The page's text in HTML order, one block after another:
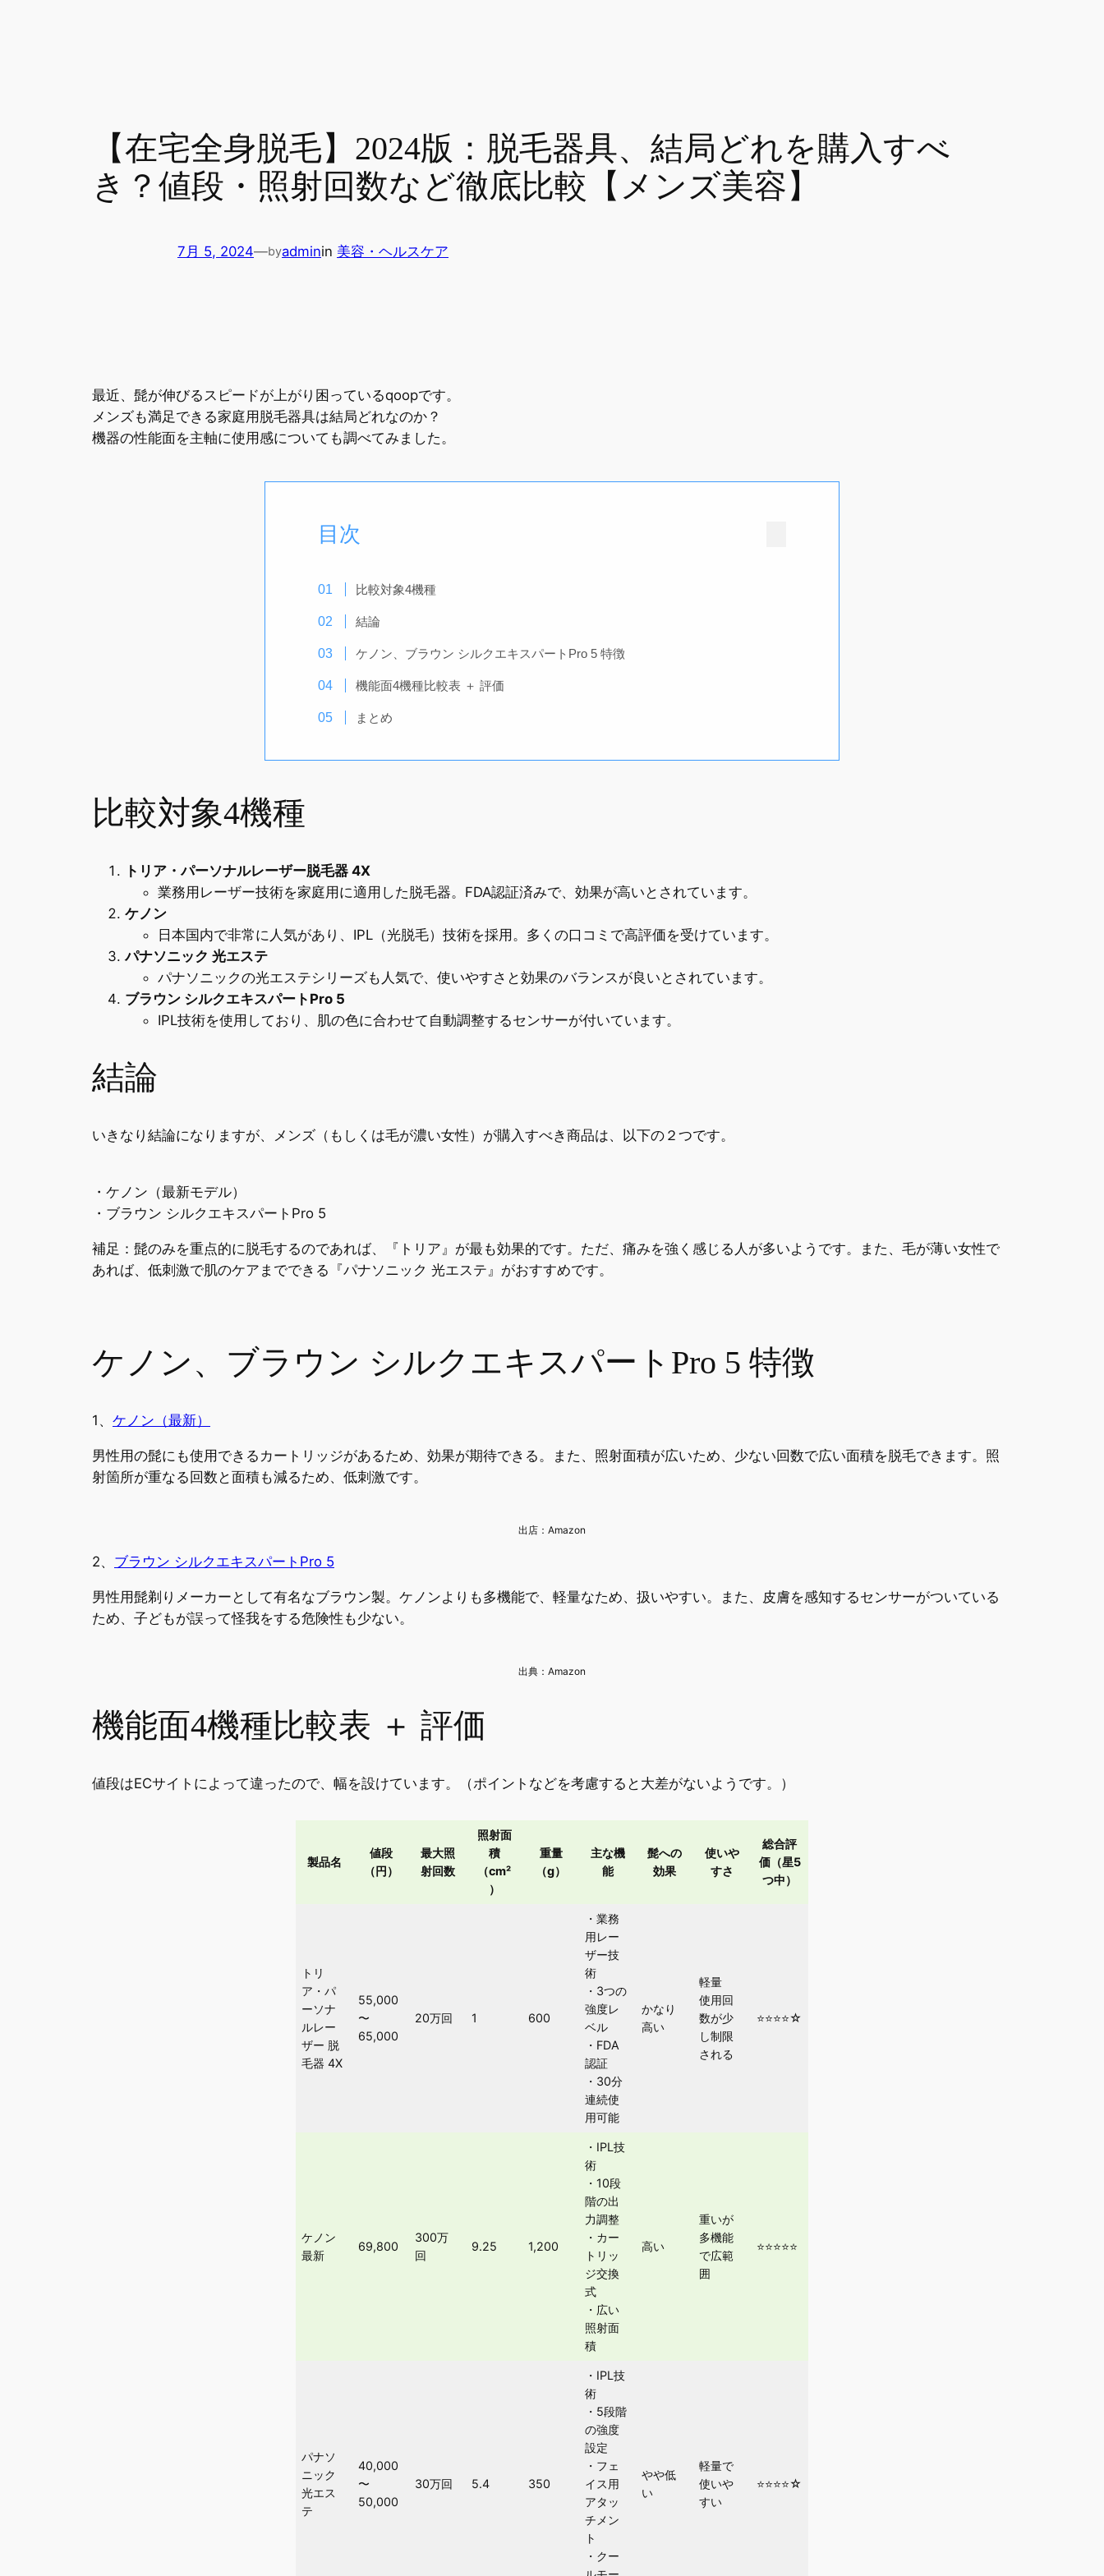
【在宅全身脱毛】2024版：脱毛器具、結局どれを購入すべ
き？値段・照射回数など徹底比較【メンズ美容】
7月 5, 2024—byadminin 美容・ヘルスケア
最近、髭が伸びるスピードが上がり困っているqoopです。
メンズも満足できる家庭用脱毛器具は結局どれなのか？
機器の性能面を主軸に使用感についても調べてみました。
目次
比較対象4機種
結論
ケノン、ブラウン シルクエキスパートPro 5 特徴
機能面4機種比較表 ＋ 評価
まとめ
比較対象4機種
トリア・パーソナルレーザー脱毛器 4X
業務用レーザー技術を家庭用に適用した脱毛器。FDA認証済みで、効果が高いとされています。
ケノン
日本国内で非常に人気があり、IPL（光脱毛）技術を採用。多くの口コミで高評価を受けています。
パナソニック 光エステ
パナソニックの光エステシリーズも人気で、使いやすさと効果のバランスが良いとされています。
ブラウン シルクエキスパートPro 5
IPL技術を使用しており、肌の色に合わせて自動調整するセンサーが付いています。
結論
いきなり結論になりますが、メンズ（もしくは毛が濃い女性）が購入すべき商品は、以下の２つです。
・ケノン（最新モデル）
・ブラウン シルクエキスパートPro 5
補足：髭のみを重点的に脱毛するのであれば、『トリア』が最も効果的です。ただ、痛みを強く感じる人が多いようです。また、毛が薄い女性で
あれば、低刺激で肌のケアまでできる『パナソニック 光エステ』がおすすめです。
ケノン、ブラウン シルクエキスパートPro 5 特徴
1、 ケノン（最新）
男性用の髭にも使用できるカートリッジがあるため、効果が期待できる。また、照射面積が広いため、少ない回数で広い面積を脱毛できます。照
射箇所が重なる回数と面積も減るため、低刺激です。
出店：Amazon
2、 ブラウン シルクエキスパートPro 5
男性用髭剃りメーカーとして有名なブラウン製。ケノンよりも多機能で、軽量なため、扱いやすい。また、皮膚を感知するセンサーがついている
ため、子どもが誤って怪我をする危険性も少ない。
出典：Amazon
機能面4機種比較表 ＋ 評価
値段はECサイトによって違ったので、幅を設けています。（ポイントなどを考慮すると大差がないようです。）
製品名
値段
（円）
最大照
射回数
照射面
積
（cm²
）
重量
（g）
主な機
能
髭への
効果
使いや
すさ
総合評
価（星5
つ中）
トリ
ア・パ
ーソナ
ルレー
ザー 脱
毛器 4X
55,000
〜
65,000
20万回 1 600
・業務
用レー
ザー技
術
・3つの
強度レ
ベル
・FDA
認証
・30分
連続使
用可能
かなり
高い
軽量
使用回
数が少
し制限
される
⭐⭐⭐⭐☆
ケノン
最新
69,800
300万
回
9.25 1,200
・IPL技
術
・10段
階の出
力調整
・カー
トリッ
ジ交換
式
・広い
照射面
積
高い
重いが
多機能
で広範
囲
⭐⭐⭐⭐⭐
パナソ
ニック
光エス
テ
40,000
〜
50,000
30万回 5.4 350
・IPL技
術
・5段階
の強度
設定
・フェ
イス用
アタッ
チメン
ト
・クー
やや低
い
軽量で
使いや
すい
⭐⭐⭐⭐☆